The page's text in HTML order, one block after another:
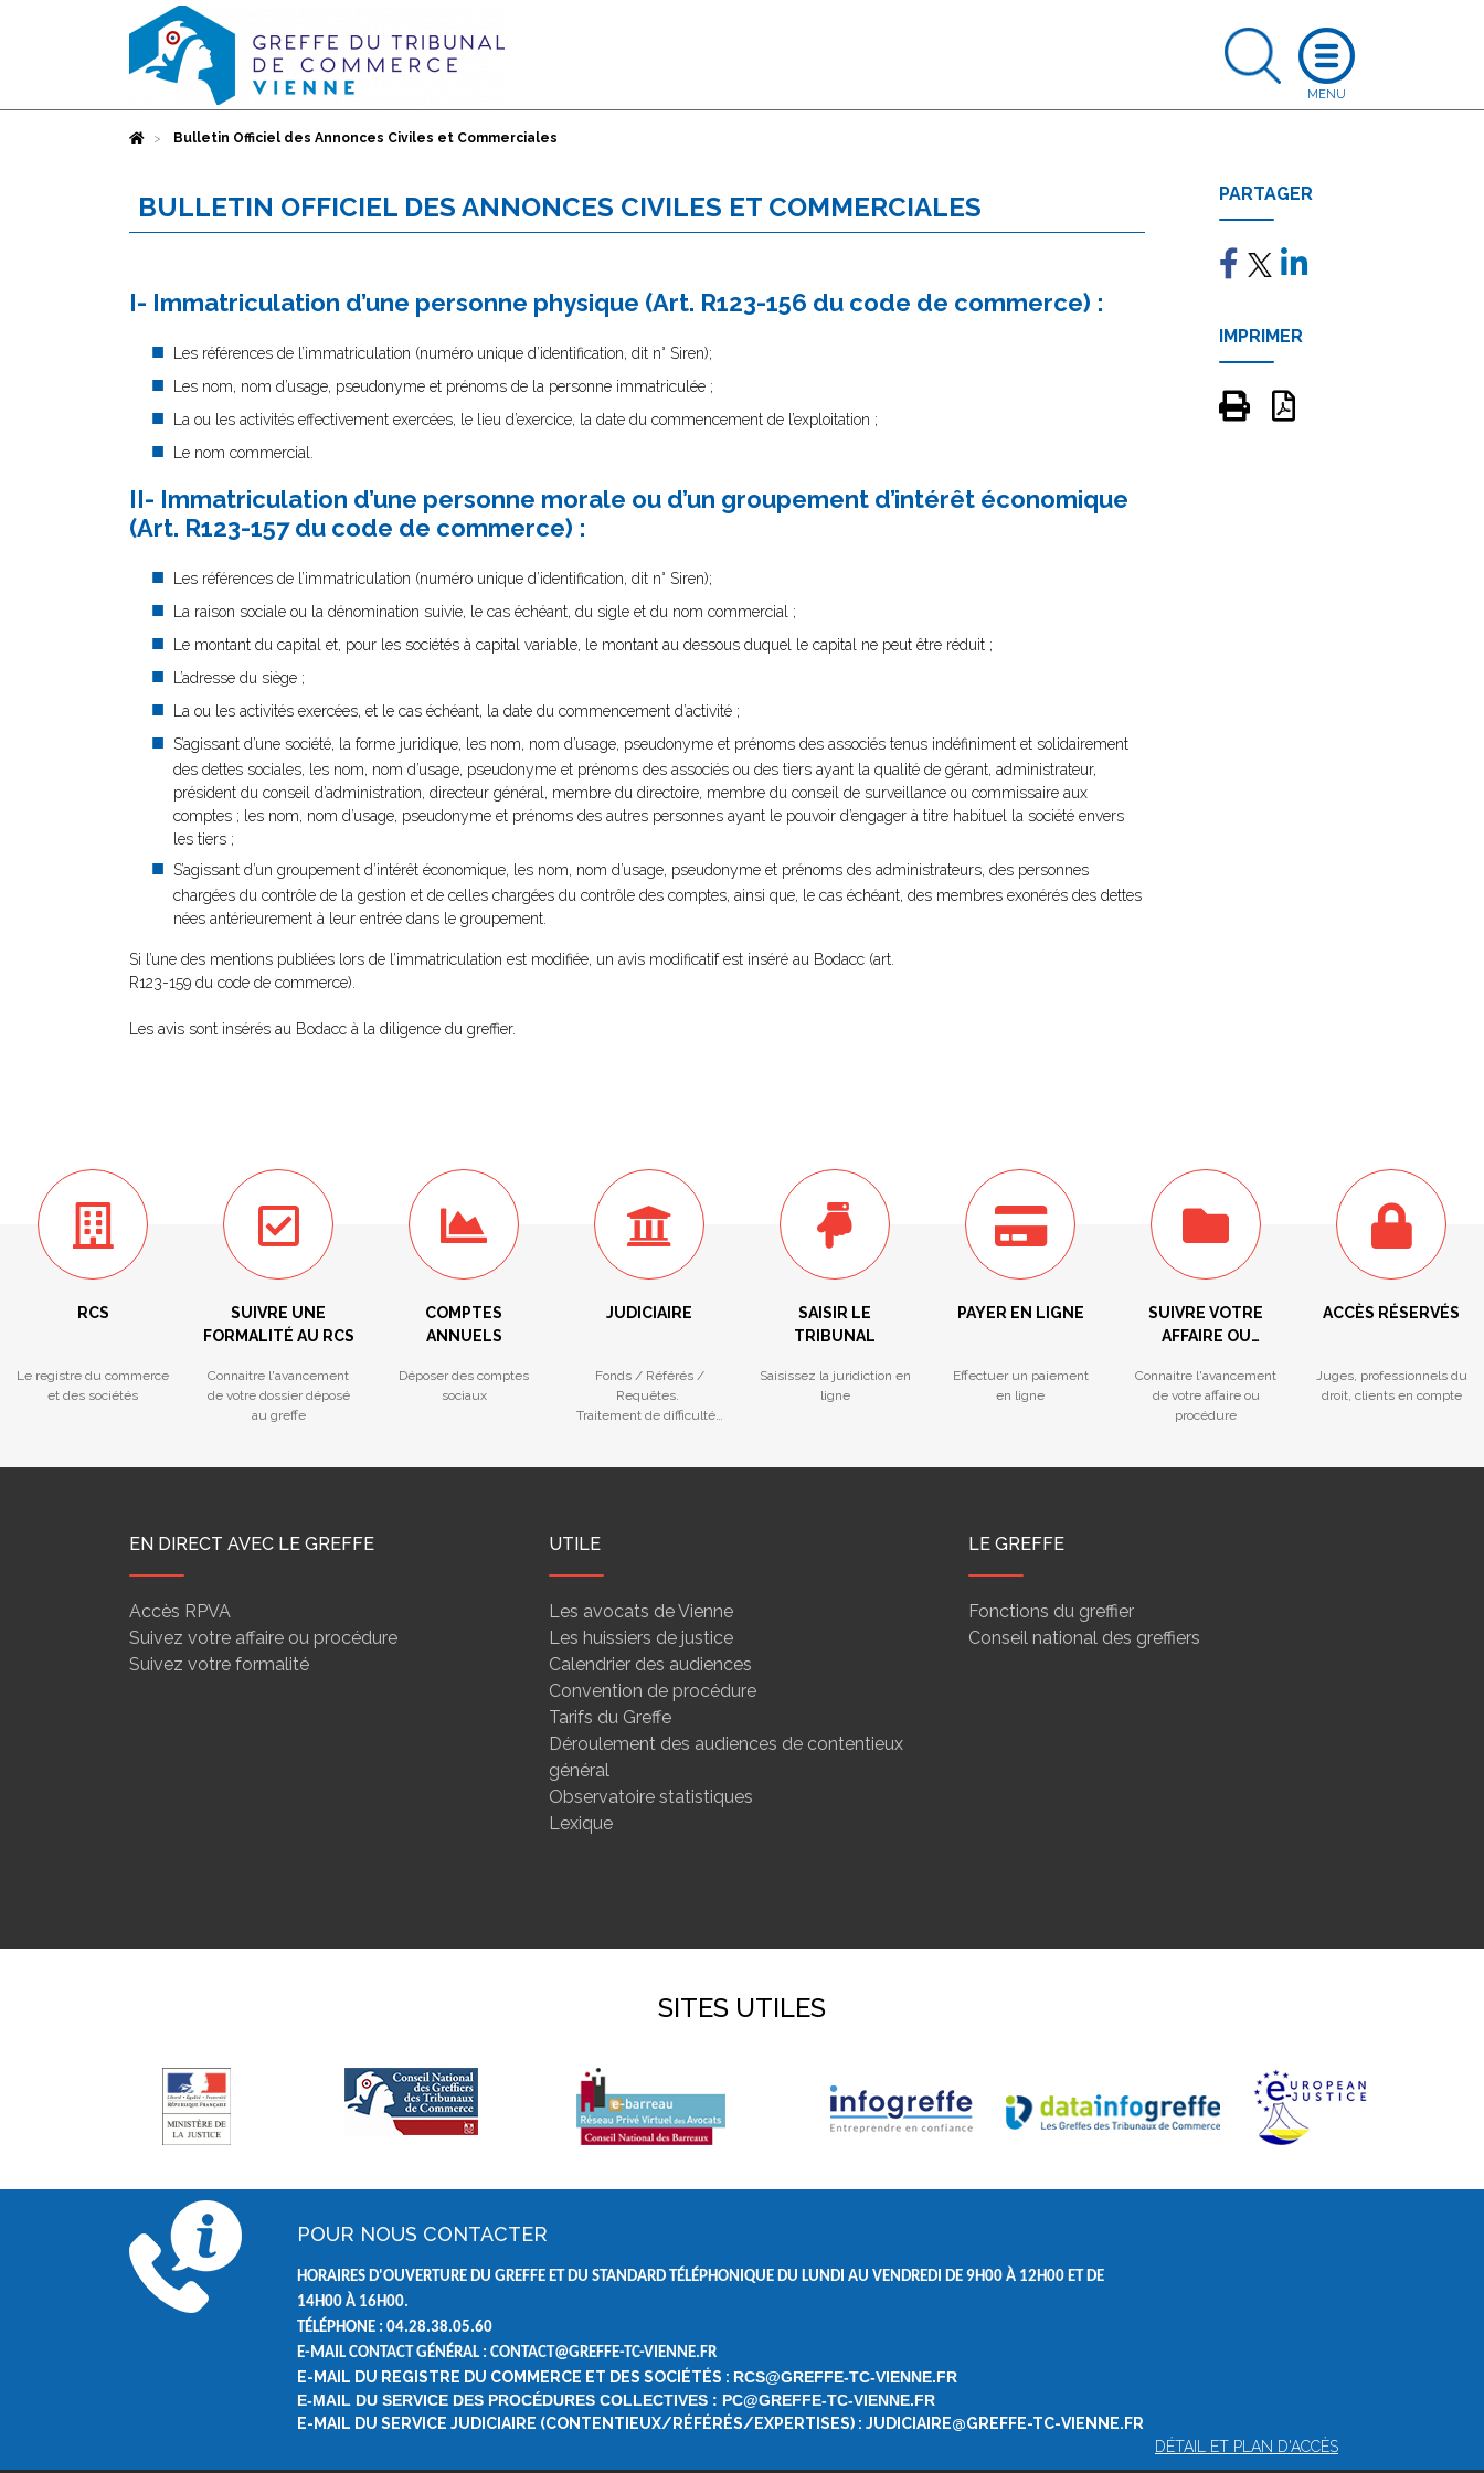
AccueilBulletin Officiel des Annonces Civiles et Commerciales
BULLETIN OFFICIEL DES ANNONCES CIVILES ET COMMERCIALES
I- Immatriculation d’une personne physique (Art. R123-156 du code de commerce) :
Les références de l’immatriculation (numéro unique d’identification, dit n° Siren);
Les nom, nom d’usage, pseudonyme et prénoms de la personne immatriculée ;
La ou les activités effectivement exercées, le lieu d’exercice, la date du commencement de l’exploitation ;
Le nom commercial.
II- Immatriculation d’une personne morale ou d’un groupement d’intérêt économique
(Art. R123-157 du code de commerce) :
Les références de l’immatriculation (numéro unique d’identification, dit n° Siren);
La raison sociale ou la dénomination suivie, le cas échéant, du sigle et du nom commercial ;
Le montant du capital et, pour les sociétés à capital variable, le montant au dessous duquel le capital ne peut être réduit ;
L’adresse du siège ;
La ou les activités exercées, et le cas échéant, la date du commencement d’activité ;
S’agissant d’une société, la forme juridique, les nom, nom d’usage, pseudonyme et prénoms des associés tenus indéfiniment et solidairement
des dettes sociales, les nom, nom d’usage, pseudonyme et prénoms des associés ou des tiers ayant la qualité de gérant, administrateur,
président du conseil d’administration, directeur général, membre du directoire, membre du conseil de surveillance ou commissaire aux
comptes ; les nom, nom d’usage, pseudonyme et prénoms des autres personnes ayant le pouvoir d’engager à titre habituel la société envers
les tiers ;
S’agissant d’un groupement d’intérêt économique, les nom, nom d’usage, pseudonyme et prénoms des administrateurs, des personnes
chargées du contrôle de la gestion et de celles chargées du contrôle des comptes, ainsi que, le cas échéant, des membres exonérés des dettes
nées antérieurement à leur entrée dans le groupement.
Si l’une des mentions publiées lors de l’immatriculation est modifiée, un avis modificatif est inséré au Bodacc (art.
R123-159 du code de commerce).
Les avis sont insérés au Bodacc à la diligence du greffier.
PARTAGER
IMPRIMER
RCS
Le registre du commerce
et des sociétés
SUIVRE UNE
FORMALITÉ AU RCS
Connaitre l'avancement
de votre dossier déposé
au greffe
COMPTES
ANNUELS
Déposer des comptes
sociaux
JUDICIAIRE
Fonds / Référés /
Requêtes.
Traitement de difficultés
SAISIR LE
TRIBUNAL
Saisissez la juridiction en
ligne
PAYER EN LIGNE
Effectuer un paiement
en ligne
SUIVRE VOTRE
AFFAIRE OU
Connaitre l'avancement
de votre affaire ou
procédure
ACCÈS RÉSERVÉS
Juges, professionnels du
droit, clients en compte
EN DIRECT AVEC LE GREFFE
Accès RPVA
Suivez votre affaire ou procédure
Suivez votre formalité
UTILE
Les avocats de Vienne
Les huissiers de justice
Calendrier des audiences
Convention de procédure
Tarifs du Greffe
Déroulement des audiences de contentieux
général
Observatoire statistiques
Lexique
LE GREFFE
Fonctions du greffier
Conseil national des greffiers
SITES UTILES
POUR NOUS CONTACTER
HORAIRES D'OUVERTURE DU GREFFE ET DU STANDARD TÉLÉPHONIQUE DU LUNDI AU VENDREDI DE 9H00 À 12H00 ET DE
14H00 À 16H00.
TÉLÉPHONE : 04.28.38.05.60
E-MAIL CONTACT GÉNÉRAL : CONTACT@GREFFE-TC-VIENNE.FR
E-MAIL DU REGISTRE DU COMMERCE ET DES SOCIÉTÉS : RCS@GREFFE-TC-VIENNE.FR
E-MAIL DU SERVICE DES PROCÉDURES COLLECTIVES : PC@GREFFE-TC-VIENNE.FR
E-MAIL DU SERVICE JUDICIAIRE (CONTENTIEUX/RÉFÉRÉS/EXPERTISES) : JUDICIAIRE@GREFFE-TC-VIENNE.FR
DÉTAIL ET PLAN D'ACCÈS